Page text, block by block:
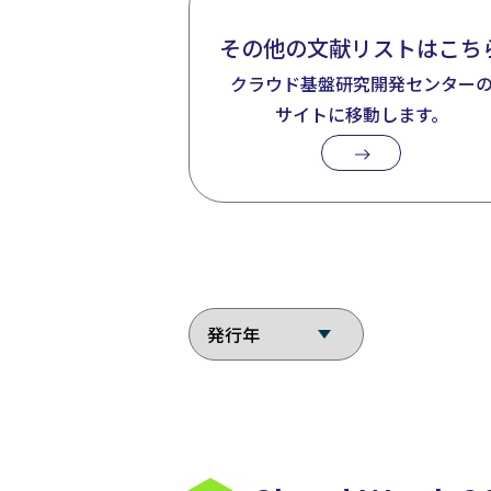
その他の文献リストはこち
クラウド基盤研究開発センター
サイトに移動します。